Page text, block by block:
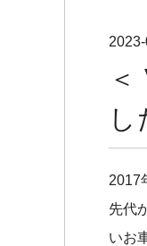
し
2017
先代
いお